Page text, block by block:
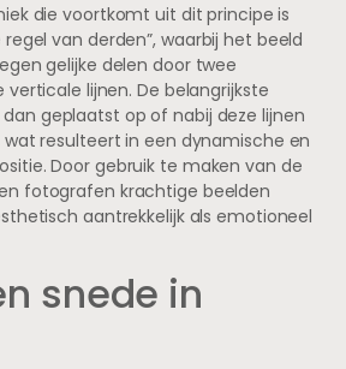
die voortkomt uit dit principe is
van derden”, waarbij het beeld
gelijke delen door twee
lijnen. De belangrijkste
geplaatst op of nabij deze lijnen
resulteert in een dynamische en
Door gebruik te maken van de
fotografen krachtige beelden
aantrekkelijk als emotioneel
snede in